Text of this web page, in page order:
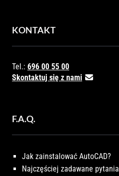
KONTAKT
Tel.: 696 00 55 00
Skontaktuj się z nami
F.A.Q.
Jak zainstalować AutoCAD?
Najczęściej zadawane pytania